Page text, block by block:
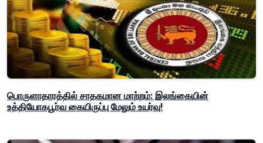
பொருளாதாரத்தில் சாதகமான மாற்றம்: இலங்கையின்
உத்தியோகபூர்வ கையிருப்பு மேலும் உயர்வு!